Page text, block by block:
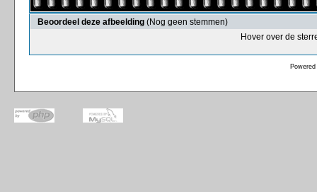
Beoordeel deze afbeelding (Nog geen stemmen)
Hover over de